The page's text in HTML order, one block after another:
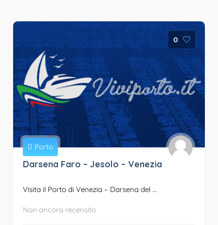
0
Porto
Darsena Faro – Jesolo – Venezia
Visita il Porto di Venezia – Darsena del ...
Non ancora recensito